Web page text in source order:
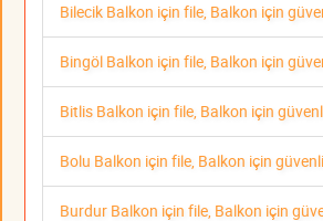
Bilecik Balkon için file, Balkon için
Bingöl Balkon için file, Balkon için
Bitlis Balkon için file, Balkon için
Bolu Balkon için file, Balkon için
Burdur Balkon için file, Balkon için